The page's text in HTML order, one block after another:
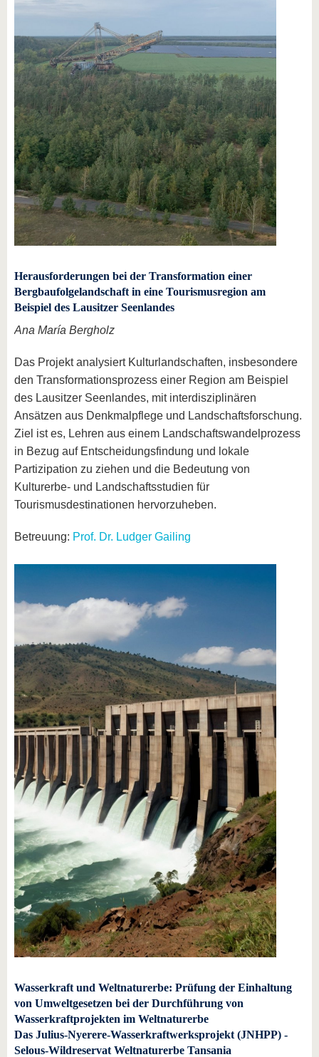
Herausforderungen bei der Transformation einer
Bergbaufolgelandschaft in eine Tourismusregion am
Beispiel des Lausitzer Seenlandes
Ana María Bergholz
Das Projekt analysiert Kulturlandschaften, insbesondere
den Transformationsprozess einer Region am Beispiel
des Lausitzer Seenlandes, mit interdisziplinären
Ansätzen aus Denkmalpflege und Landschaftsforschung.
Ziel ist es, Lehren aus einem Landschaftswandelprozess
in Bezug auf Entscheidungsfindung und lokale
Partizipation zu ziehen und die Bedeutung von
Kulturerbe- und Landschaftsstudien für
Tourismusdestinationen hervorzuheben.
Betreuung: Prof. Dr. Ludger Gailing
Wasserkraft und Weltnaturerbe: Prüfung der Einhaltung
von Umweltgesetzen bei der Durchführung von
Wasserkraftprojekten im Weltnaturerbe
Das Julius-Nyerere-Wasserkraftwerksprojekt (JNHPP) -
Selous-Wildreservat Weltnaturerbe Tansania